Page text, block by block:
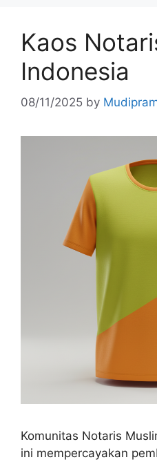
Kaos
Indonesia
08/11/2025 by
Komunitas Notaris
ini mempercayakan